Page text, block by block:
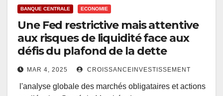
BANQUE CENTRALE ECONOMIE
Une Fed restrictive mais attentive
aux risques de liquidité face aux
défis du plafond de la dette
MAR 4, 2025 CROISSANCEINVESTISSEMENT
l'analyse globale des marchés obligataires et actions